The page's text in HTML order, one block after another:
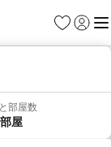
お気に入り
ログイ
メ
部屋数
屋